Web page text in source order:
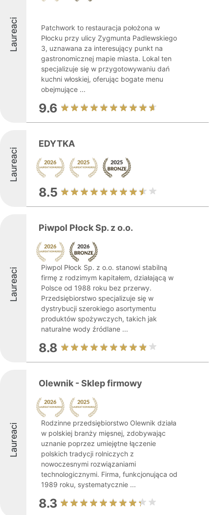
Laureaci
Patchwork to restauracja położona w
Płocku przy ulicy Zygmunta Padlewskiego
3, uznawana za interesujący punkt na
gastronomicznej mapie miasta. Lokal ten
specjalizuje się w przygotowywaniu dań
kuchni włoskiej, oferując bogate menu
obejmujące ...
9.6
Laureaci
EDYTKA
8.5
Laureaci
Piwpol Płock Sp. z o.o.
Piwpol Płock Sp. z o.o. stanowi stabilną
firmę z rodzimym kapitałem, działającą w
Polsce od 1988 roku bez przerwy.
Przedsiębiorstwo specjalizuje się w
dystrybucji szerokiego asortymentu
produktów spożywczych, takich jak
naturalne wody źródlane ...
8.8
Laureaci
Olewnik - Sklep firmowy
Rodzinne przedsiębiorstwo Olewnik działa
w polskiej branży mięsnej, zdobywając
uznanie poprzez umiejętne łączenie
polskich tradycji rolniczych z
nowoczesnymi rozwiązaniami
technologicznymi. Firma, funkcjonująca od
1989 roku, systematycznie ...
8.3